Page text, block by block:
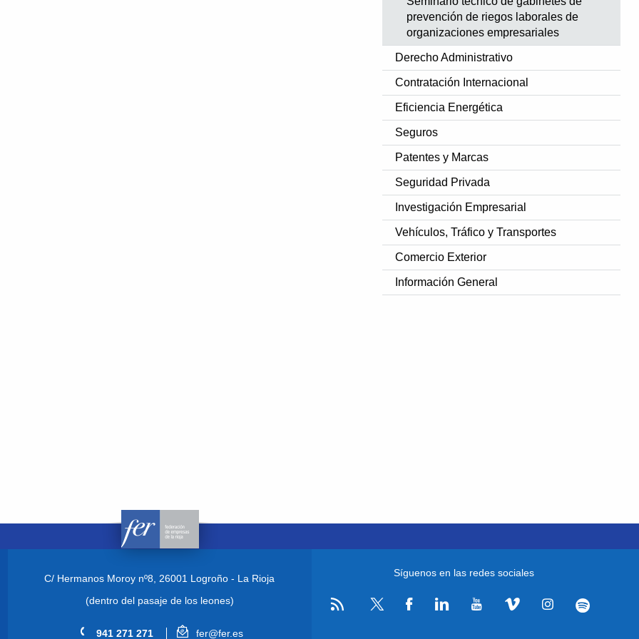
prevención de riegos laborales de
organizaciones empresariales
Derecho Administrativo
Contratación Internacional
Eficiencia Energética
Seguros
Patentes y Marcas
Seguridad Privada
Investigación Empresarial
Vehículos, Tráfico y Transportes
Comercio Exterior
Información General
C/ Hermanos Moroy nº8, 26001 Logroño - La Rioja
(dentro del pasaje de los leones)
941 271 271 fer@fer.es
Síguenos en las redes sociales